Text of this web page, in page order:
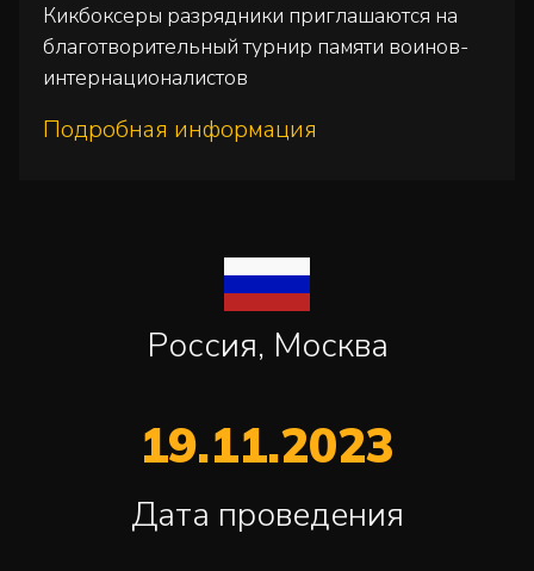
Кикбоксеры разрядники приглашаются на
благотворительный турнир памяти воинов-
интернационалистов
Подробная информация
Россия, Москва
19.11.2023
Дата проведения